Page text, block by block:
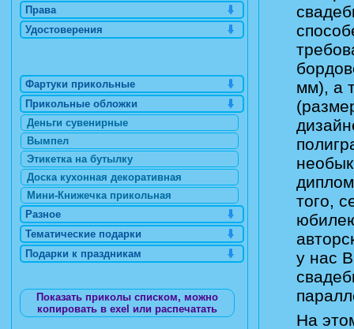
мм), а
того,
у нас
На
Права
Удостоверения
Фартуки прикольные
Прикольные обложки
Деньги сувенирные
Вымпел
Этикетка на бутылку
Доска кухонная декоративная
Мини-Книжечка прикольная
Разное
Тематические подарки
Подарки к праздникам
Показать приколы списком, можно
копировать в exel или распечатать